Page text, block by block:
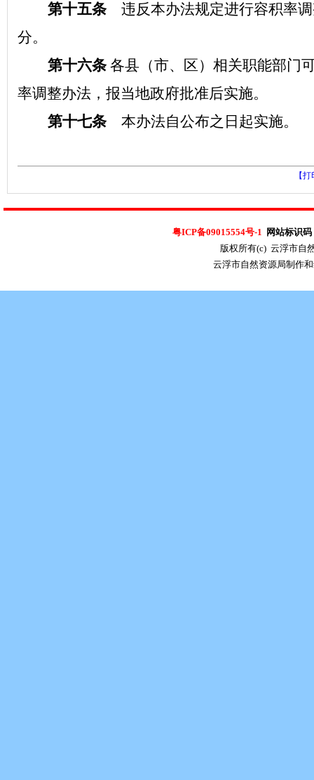
第十五条违反本办法规定进行容积率调
分。
第十六条 各县（市、区）相关职能部门
率调整办法，报当地政府批准后实施。
第十七条本办法自公布之日起实施。
【
粤ICP备09015554号-1 网站标识
版权所有(c) 云浮市自
云浮市自然资源局制作